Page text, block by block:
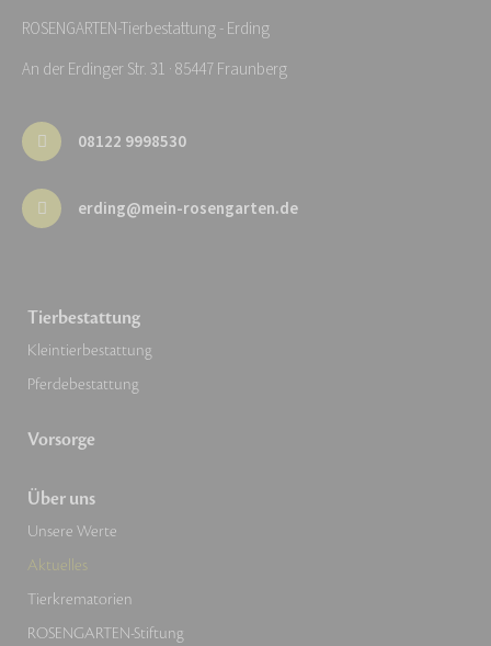
ROSENGARTEN-Tierbestattung - Erding
An der Erdinger Str. 31 · 85447 Fraunberg
08122 9998530
erding@mein-rosengarten.de
Tierbestattung
Kleintierbestattung
Pferdebestattung
Vorsorge
Über uns
Unsere Werte
Aktuelles
Tierkrematorien
ROSENGARTEN-Stiftung